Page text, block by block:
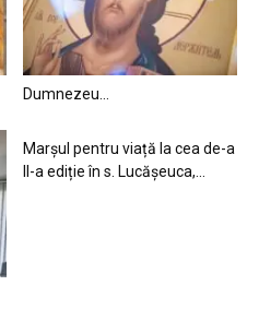
Dumnezeu…
Marșul pentru viață la cea de-a
II-a ediție în s. Lucășeuca,...